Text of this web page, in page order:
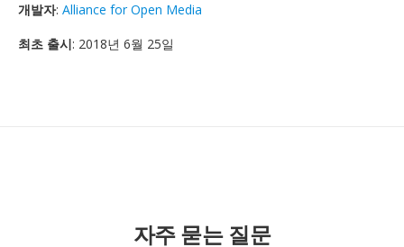
개발자: Alliance for Open Media
최초 출시: 2018년 6월 25일
자주 묻는 질문